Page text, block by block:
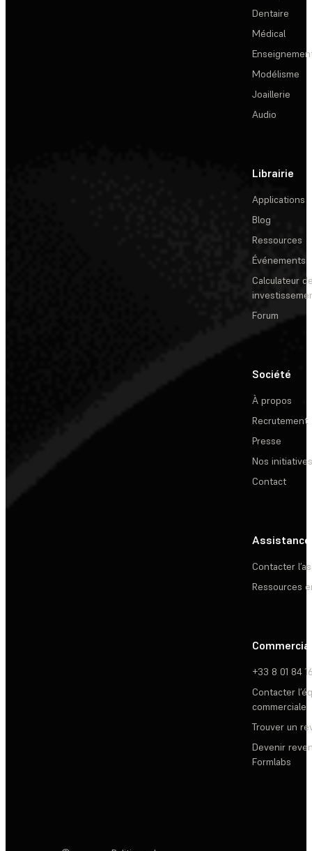
Dentaire
Médical
Modélisme
Joaillerie
Audio
Librairie
Applications
Blog
Ressources
Événements
Calculateur
Forum
Société
À propos
Recrutement
Presse
Nos initiatives
Contact
Assistance
Contacter
Ressources
Commercial
+33 8 01 84
Contacter
commerciale
Trouver un
Devenir
Formlabs